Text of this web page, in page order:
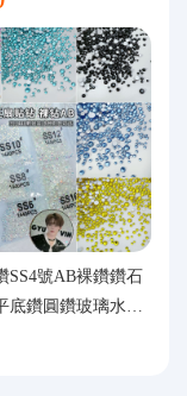
SS4號AB裸鑽鑽石
底鑽圓鑽玻璃水鑽